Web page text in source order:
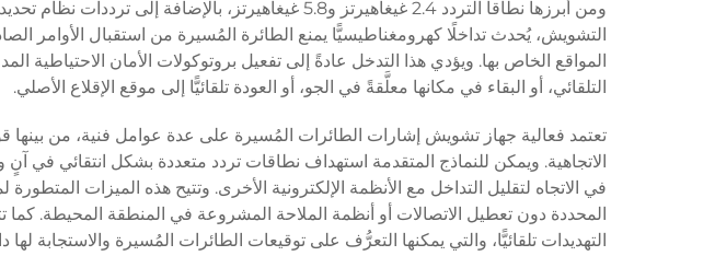
التشويش، يُحدث تداخلًا كهرومغناطيسيًّا يمنع الطائرة المُسيرة من استقبال الأوامر
المواقع الخاص بها. ويؤدي هذا التدخل عادةً إلى تفعيل بروتوكولات الأمان الاحتياطية
التلقائي، أو البقاء في مكانها معلَّقةً في الجو، أو العودة تلقائيًّا إلى موقع الإقلاع الأصلي.
تعتمد فعالية جهاز تشويش إشارات الطائرات المُسيرة على عدة عوامل فنية، من
الاتجاهية. ويمكن للنماذج المتقدمة استهداف نطاقات تردد متعددة بشكل انتقائي
في الاتجاه لتقليل التداخل مع الأنظمة الإلكترونية الأخرى. وتتيح هذه الميزات
المحددة دون تعطيل الاتصالات أو أنظمة الملاحة المشروعة في المنطقة المحيطة.
التهديدات تلقائيًّا، والتي يمكنها التعرُّف على توقيعات الطائرات المُسيرة والاستجابة